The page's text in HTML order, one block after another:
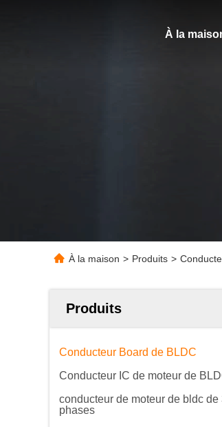
À la
À la maison > Produits >
Produits
Conducteur Board de BLDC
Conducteur IC de moteur de
conducteur de moteur de bldc de
phases